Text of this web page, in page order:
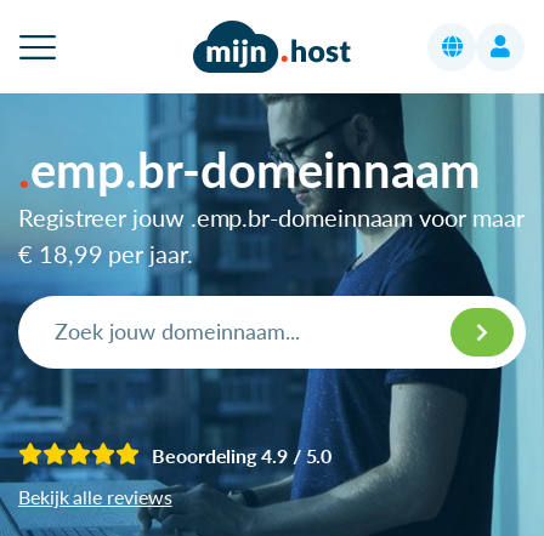
emp.br-domeinnaam
Registreer jouw .emp.br-domeinnaam voor maar
€ 18,99 per jaar.
Beoordeling 4.9 / 5.0
Bekijk alle reviews